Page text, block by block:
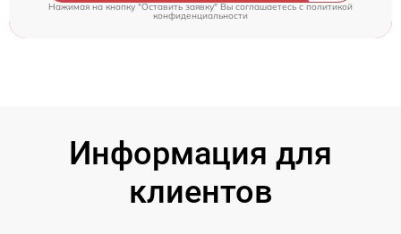
Нажимая на кнопку "Оставить заявку" Вы соглашаетесь cполитикой
конфиденциальности
Информация для
клиентов